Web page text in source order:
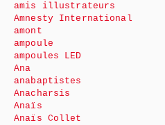
amis illustrateurs
Amnesty International
amont
ampoule
ampoules LED
Ana
anabaptistes
Anacharsis
Anaïs
Anaïs Collet